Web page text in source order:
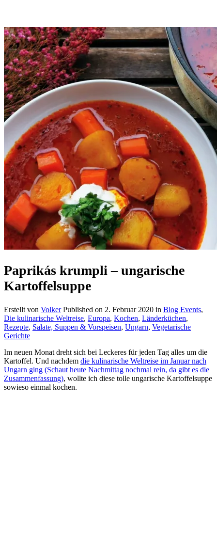
Paprikás krumpli – ungarische
Kartoffelsuppe
Erstellt von Volker Published on 2. Februar 2020 in Blog Events,
Die kulinarische Weltreise, Europa, Kochen, Länderküchen,
Rezepte, Salate, Suppen & Vorspeisen, Ungarn, Vegetarische
Gerichte
Im neuen Monat dreht sich bei Leckeres für jeden Tag alles um die
Kartoffel. Und nachdem die kulinarische Weltreise im Januar nach
Ungarn ging (Schaut heute Nachmittag nochmal rein, da gibt es die
Zusammenfassung), wollte ich diese tolle ungarische Kartoffelsuppe
sowieso einmal kochen.